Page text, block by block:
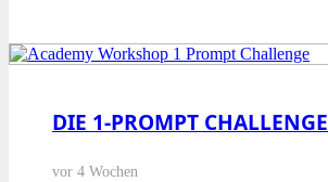
DIE 1-PROMPT CHALLENGE
vor 4 Wochen